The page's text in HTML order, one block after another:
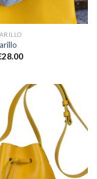
28.00